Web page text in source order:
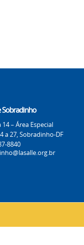
Sobradinho
– Área Especial
a 27, Sobradinho-DF
8840